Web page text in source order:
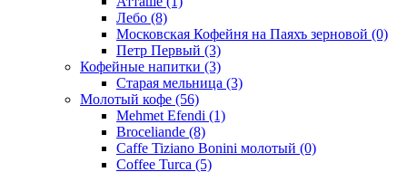
Лебо (8)
Московская Кофейня на Паяхъ зерновой (0)
Петр Первый (3)
Кофейные напитки (3)
Старая мельница (3)
Молотый кофе (56)
Mehmet Efendi (1)
Broceliande (8)
Caffe Tiziano Bonini молотый (0)
Coffee Turca (5)